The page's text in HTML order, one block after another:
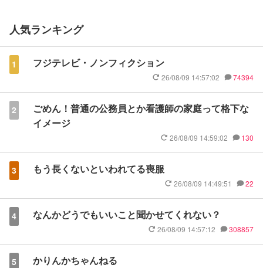
人気ランキング
1 フジテレビ・ノンフィクション
26/08/09 14:57:02 74394
2
ごめん！普通の公務員とか看護師の家庭って格下な
イメージ
26/08/09 14:59:02 130
3 もう長くないといわれてる喪服
26/08/09 14:49:51 22
4 なんかどうでもいいこと聞かせてくれない？
26/08/09 14:57:12 308857
5 かりんかちゃんねる